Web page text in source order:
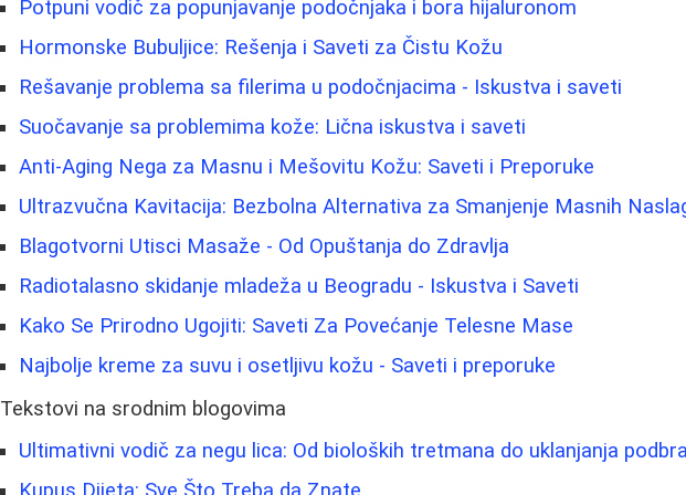
Potpuni vodič za popunjavanje podočnjaka i bora hijaluronom
Hormonske Bubuljice: Rešenja i Saveti za Čistu Kožu
Rešavanje problema sa filerima u podočnjacima - Iskustva i saveti
Suočavanje sa problemima kože: Lična iskustva i saveti
Anti-Aging Nega za Masnu i Mešovitu Kožu: Saveti i Preporuke
Ultrazvučna Kavitacija: Bezbolna Alternativa za Smanjenje Masnih
Blagotvorni Utisci Masaže - Od Opuštanja do Zdravlja
Radiotalasno skidanje mladeža u Beogradu - Iskustva i Saveti
Kako Se Prirodno Ugojiti: Saveti Za Povećanje Telesne Mase
Najbolje kreme za suvu i osetljivu kožu - Saveti i preporuke
Tekstovi na srodnim blogovima
Ultimativni vodič za negu lica: Od bioloških tretmana do uklanjanja